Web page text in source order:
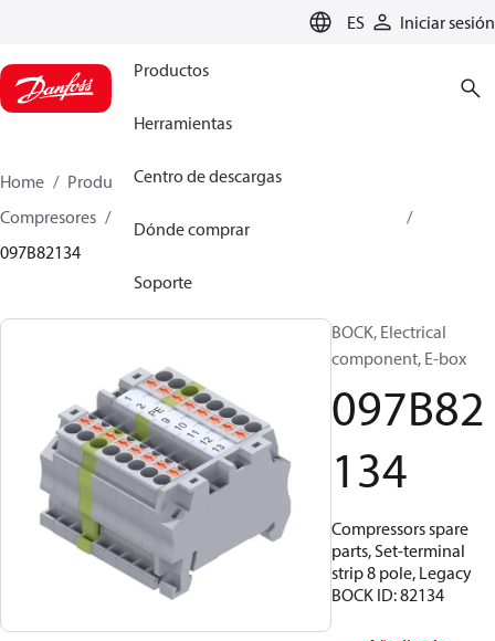
ES Iniciar sesión
Productos
Herramientas
Centro de descargas
Dónde comprar
Soporte
Home Productos
Climate Solutions for heating
Compresores
097B82134
BOCK, Electrical
component, E-box
097B82
134
Compressors spare
parts, Set-terminal
strip 8 pole, Legacy
BOCK ID: 82134